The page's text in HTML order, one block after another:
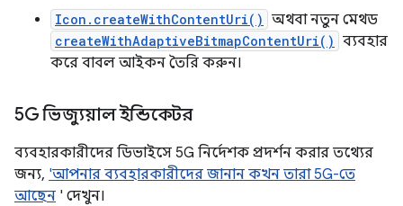
Icon.createWithContentUri() অথবা নতুন মেথড
createWithAdaptiveBitmapContentUri() ব্যবহার
করে বাবল আইকন তৈরি করুন।
5G ভিজ্যুয়াল ইন্ডিকেটর
ব্যবহারকারীদের ডিভাইসে 5G নির্দেশক প্রদর্শন করার তথ্যের
জন্য, 'আপনার ব্যবহারকারীদের জানান কখন তারা 5G-তে
আছেন ' দেখুন।